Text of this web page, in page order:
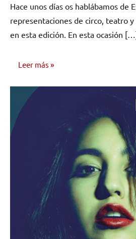
comentarios
Hace unos días os hablábamos de
representaciones de circo, teatro
en esta edición. En esta ocasión
Leer más
OPINIÓN